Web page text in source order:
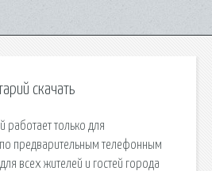
скачать
работает только для
предварительным телефонным
всех жителей и гостей города